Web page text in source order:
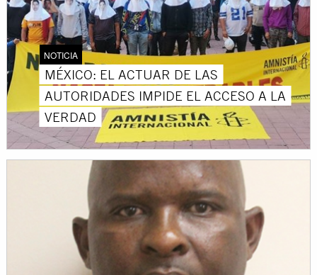
NOTICIA
MÉXICO: EL ACTUAR DE LAS
AUTORIDADES IMPIDE EL ACCESO A LA
VERDAD